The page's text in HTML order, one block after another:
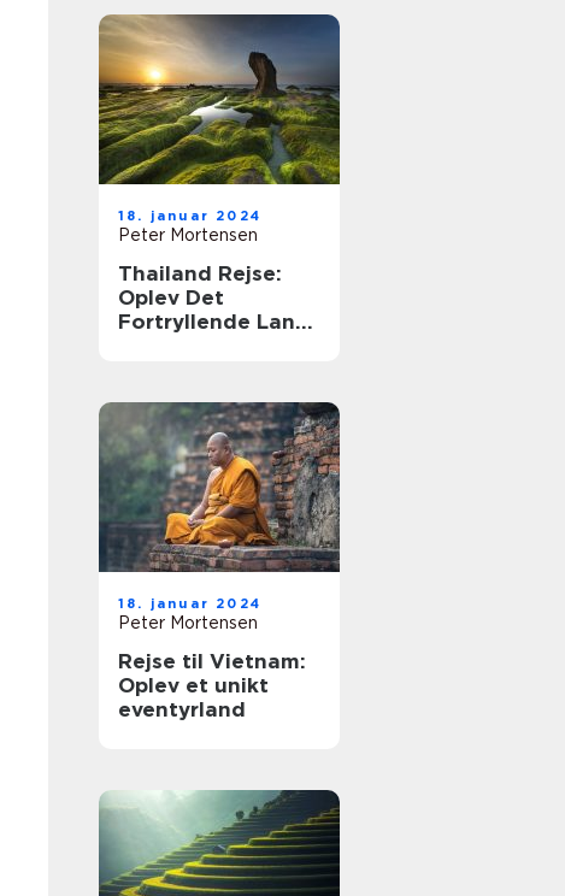
18. januar 2024
Peter Mortensen
Thailand Rejse:
Oplev Det
Fortryllende Land
18. januar 2024
Peter Mortensen
Rejse til Vietnam:
Oplev et unikt
eventyrland